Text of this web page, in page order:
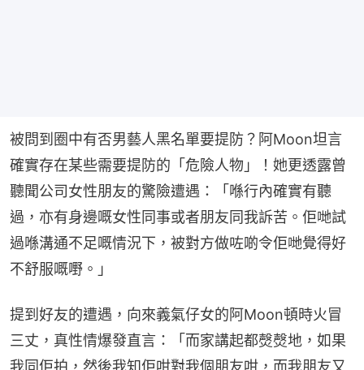
被問到圈中有否男藝人黑名單要提防？阿Moon坦言
確實存在某些需要提防的「危險人物」！她更透露曾
聽聞公司女性朋友的驚險遭遇：「喺行內確實有聽
過，亦有身邊嘅女性同事或者朋友同我訴苦。佢哋試
過喺溝通不足嘅情況下，被對方做咗啲令佢哋覺得好
不舒服嘅嘢。」
提到好友的遭遇，向來義氣仔女的阿Moon頓時火冒
三丈，真性情爆發直言：「而家講起都㷫㷫地，如果
我同佢拍，然後我知佢咁對我個朋友咁，而我朋友又